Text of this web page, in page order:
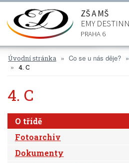
ZŠ A MŠ
EMY
PRAHA 6
Úvodní stránka Co se u nás děje?
4. C
4. C
O třídě
Fotoarchiv
Dokumenty